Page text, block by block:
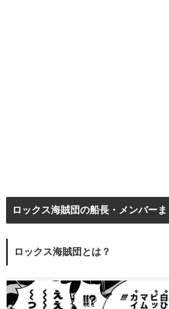
ロックス海賊団の船長・メンバー
ロックス海賊団とは？